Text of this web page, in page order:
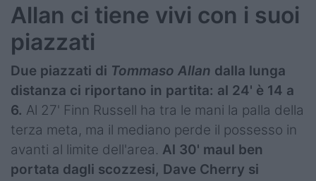
Allan ci tiene vivi con i suoi
piazzati
Due piazzati di Tommaso Allan dalla lunga
distanza ci riportano in partita: al 24' è 14 a
6. Al 27' Finn Russell ha tra le mani la palla della
terza meta, ma il mediano perde il possesso in
avanti al limite dell'area. Al 30' maul ben
portata dagli scozzesi, Dave Cherry si